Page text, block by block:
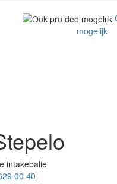
mogelijk
intakebalie
00 40